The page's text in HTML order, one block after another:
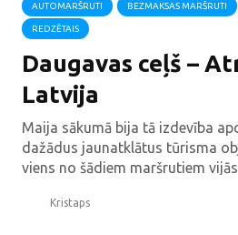
AUTOMARŠRUTI BEZMAKSAS MARŠRUTI
REDZĒTAIS
Daugavas ceļš –
Latvija
Maija sākumā bija tā izdevība
dažādus jaunatklātus tūrisma
viens no šādiem maršrutiem
attiecīgi arī nosaukums -
Kristaps